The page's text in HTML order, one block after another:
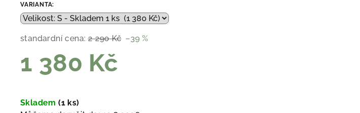
VARIANTA:
standardní cena: 2 290 Kč –39 %
1 380 Kč
cena:
Skladem(1 ks)